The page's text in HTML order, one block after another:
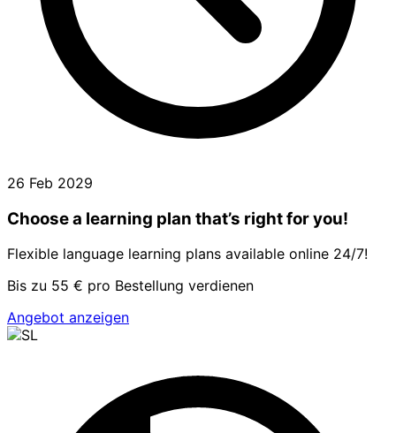
26 Feb 2029
Choose a learning plan that’s right for you!
Flexible language learning plans available online 24/7!
Bis zu 55 € pro Bestellung verdienen
Angebot anzeigen